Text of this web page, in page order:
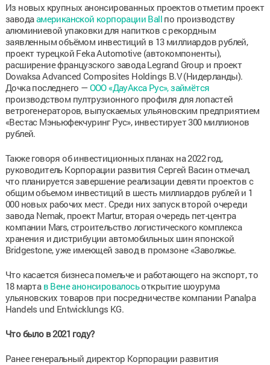
Из новых крупных анонсированных проектов отметим проект
заводаамериканской корпорации Ballпо производству
алюминиевой упаковки для напитков с рекордным
заявленным объёмом инвестиций в 13 миллиардов рублей,
проект турецкой Feka Automotive (автокомпоненты),
расширение французского завода Legrand Group и проект
Dowaksa Advanced Composites Holdings B.V (Нидерланды).
Дочка последнего —ООО «ДауАкса Рус», займётся
производством пултрузионного профиля для лопастей
ветрогенераторов, выпускаемых ульяновским предприятием
«Вестас Мэньюфекчуринг Рус», инвестирует 300 миллионов
рублей.
Также говоря об инвестиционных планах на 2022 год,
руководитель Корпорации развития Сергей Васин отмечал,
что планируется завершение реализации девяти проектов с
общим объемом инвестиций в шесть миллиардов рублей и 1
000 новых рабочих мест. Среди них запуск второй очереди
завода Nemak, проект Martur, вторая очередь пет-центра
компании Mars, строительство логистического комплекса
хранения и дистрибуции автомобильных шин японской
Bridgestone, уже имеющей завод в промзоне «Заволжье.
Что касается бизнеса помельче и работающего на экспорт, то
18 марта в Вене анонсировалосьоткрытие шоурума
ульяновских товаров при посредничестве компании Panalpa
Handels und Entwicklungs KG.
Что было в 2021 году?
Ранее генеральный директор Корпорации развития